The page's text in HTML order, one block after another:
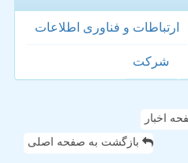
ارتباطات و فناوری اطلاعات
شركت
اخبار
بازگشت به صفحه اصلی